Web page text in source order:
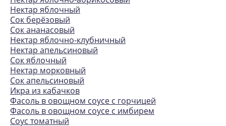
Нектар яблочный
Сок берёзовый
Сок ананасовый
Нектар яблочно-клубничный
Нектар апельсиновый
Сок яблочный
Нектар морковный
Сок апельсиновый
Икра из кабачков
Фасоль в овощном соусе с горчицей
Фасоль в овощном соусе с имбирем
Соус томатный